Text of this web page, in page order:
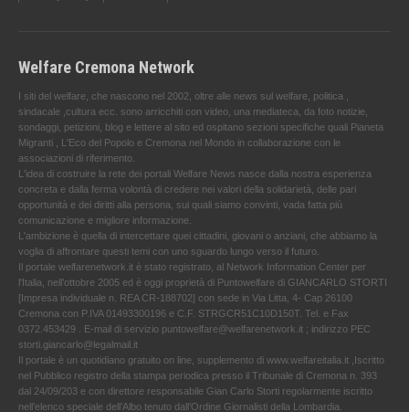
Welfare Cremona Network
I siti del welfare, che nascono nel 2002, oltre alle news sul welfare, politica ,
sindacale ,cultura ecc. sono arricchiti con video, una mediateca, da foto notizie,
sondaggi, petizioni, blog e lettere al sito ed ospitano sezioni specifiche quali Pianeta
Migranti , L'Eco del Popolo e Cremona nel Mondo in collaborazione con le
associazioni di riferimento.
L'idea di costruire la rete dei portali Welfare News nasce dalla nostra esperienza
concreta e dalla ferma volontà di credere nei valori della solidarietà, delle pari
opportunità e dei diritti alla persona, sui quali siamo convinti, vada fatta più
comunicazione e migliore informazione.
L'ambizione è quella di intercettare quei cittadini, giovani o anziani, che abbiamo la
voglia di affrontare questi temi con uno sguardo lungo verso il futuro.
Il portale welfarenetwork.it è stato registrato, al Network Information Center per
l'Italia, nell’ottobre 2005 ed è oggi proprietà di Puntowelfare di GIANCARLO STORTI
[Impresa individuale n. REA CR-188702] con sede in Via Litta, 4- Cap 26100
Cremona con P.IVA 01493300196 e C.F. STRGCR51C10D150T. Tel. e Fax
0372.453429 . E-mail di servizio puntowelfare@welfarenetwork.it ; indirizzo PEC
storti.giancarlo@legalmail.it
Il portale è un quotidiano gratuito on line, supplemento di www.welfareitalia.it ,Iscritto
nel Pubblico registro della stampa periodica presso il Tribunale di Cremona n. 393
dal 24/09/203 e con direttore responsabile Gian Carlo Storti regolarmente iscritto
nell’elenco speciale dell’Albo tenuto dall’Ordine Giornalisti della Lombardia.